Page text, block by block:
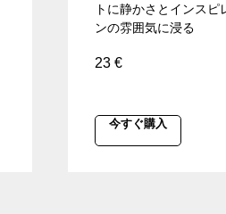
トに静かさとインスピ
ンの雰囲気に浸る
23 €
今すぐ購入